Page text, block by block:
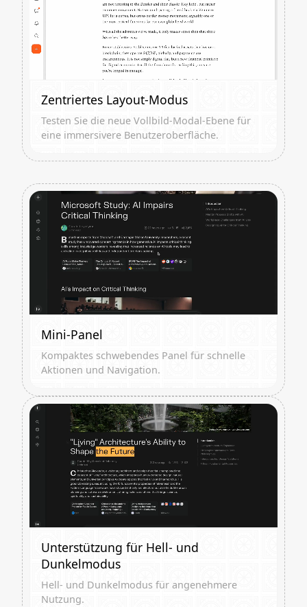
Zentriertes Layout-Modus
Testen Sie die neue Vollbild-Modal-Ebene für
eine immersivere Benutzeroberfläche.
Mini-Panel
Kompaktes schwebendes Panel für schnelle
Aktionen und Navigation.
Unterstützung für Hell- und
Dunkelmodus
Hell- und Dunkelmodus für angenehmere
Nutzung.